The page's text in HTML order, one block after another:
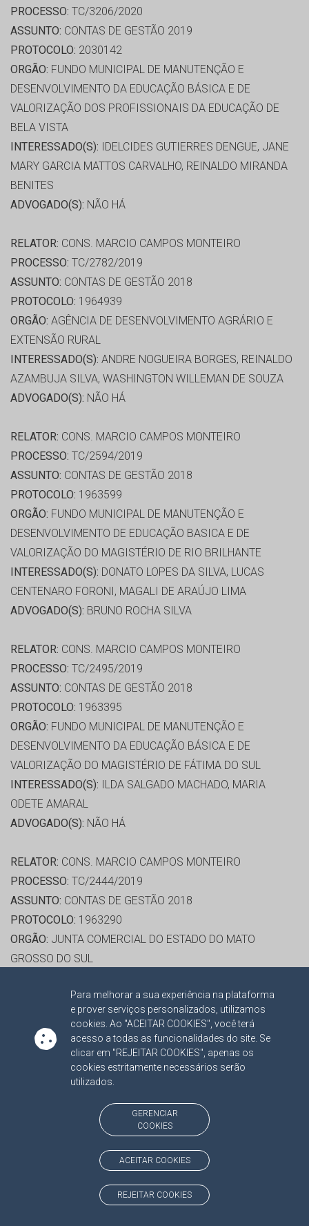
Para melhorar a sua experiência na plataforma
e prover serviços personalizados, utilizamos
cookies. Ao "ACEITAR COOKIES", você terá
acesso a todas as funcionalidades do site. Se
clicar em "REJEITAR COOKIES", apenas os
cookies estritamente necessários serão
utilizados.
GERENCIAR
COOKIES
ACEITAR COOKIES
REJEITAR COOKIES
PROCESSO: TC/3206/2020
ASSUNTO: CONTAS DE GESTÃO 2019
PROTOCOLO: 2030142
ORGÃO: FUNDO MUNICIPAL DE MANUTENÇÃO E
DESENVOLVIMENTO DA EDUCAÇÃO BÁSICA E DE
VALORIZAÇÃO DOS PROFISSIONAIS DA EDUCAÇÃO DE
BELA VISTA
INTERESSADO(S): IDELCIDES GUTIERRES DENGUE, JANE
MARY GARCIA MATTOS CARVALHO, REINALDO MIRANDA
BENITES
ADVOGADO(S): NÃO HÁ
RELATOR: CONS. MARCIO CAMPOS MONTEIRO
PROCESSO: TC/2782/2019
ASSUNTO: CONTAS DE GESTÃO 2018
PROTOCOLO: 1964939
ORGÃO: AGÊNCIA DE DESENVOLVIMENTO AGRÁRIO E
EXTENSÃO RURAL
INTERESSADO(S): ANDRE NOGUEIRA BORGES, REINALDO
AZAMBUJA SILVA, WASHINGTON WILLEMAN DE SOUZA
ADVOGADO(S): NÃO HÁ
RELATOR: CONS. MARCIO CAMPOS MONTEIRO
PROCESSO: TC/2594/2019
ASSUNTO: CONTAS DE GESTÃO 2018
PROTOCOLO: 1963599
ORGÃO: FUNDO MUNICIPAL DE MANUTENÇÃO E
DESENVOLVIMENTO DE EDUCAÇÃO BASICA E DE
VALORIZAÇÃO DO MAGISTÉRIO DE RIO BRILHANTE
INTERESSADO(S): DONATO LOPES DA SILVA, LUCAS
CENTENARO FORONI, MAGALI DE ARAÚJO LIMA
ADVOGADO(S): BRUNO ROCHA SILVA
RELATOR: CONS. MARCIO CAMPOS MONTEIRO
PROCESSO: TC/2495/2019
ASSUNTO: CONTAS DE GESTÃO 2018
PROTOCOLO: 1963395
ORGÃO: FUNDO MUNICIPAL DE MANUTENÇÃO E
DESENVOLVIMENTO DA EDUCAÇÃO BÁSICA E DE
VALORIZAÇÃO DO MAGISTÉRIO DE FÁTIMA DO SUL
INTERESSADO(S): ILDA SALGADO MACHADO, MARIA
ODETE AMARAL
ADVOGADO(S): NÃO HÁ
RELATOR: CONS. MARCIO CAMPOS MONTEIRO
PROCESSO: TC/2444/2019
ASSUNTO: CONTAS DE GESTÃO 2018
PROTOCOLO: 1963290
ORGÃO: JUNTA COMERCIAL DO ESTADO DO MATO
GROSSO DO SUL
CASTRO, NIVALDO DOMINGOS DA ROCHA, REINALDO
AZAMBUJA SILVA
ADVOGADO(S):NÃO HÁ
CONS. MARCIO CAMPOS MONTEIRO
CONTAS DE GESTÃO 2018
1962920
SECRETARIA DE ESTADO DE MEIO AMBIENTE,
DESENVOLVIMENTO ECONÔMICO, PRODUÇÃO E
AGRICULTURA FAMILIAR